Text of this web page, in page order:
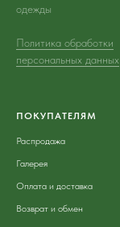
одежды
Политика обработки
персональных данных
ПОКУПАТЕЛЯМ
Распродажа
Галерея
Оплата и доставка
Возврат и обмен